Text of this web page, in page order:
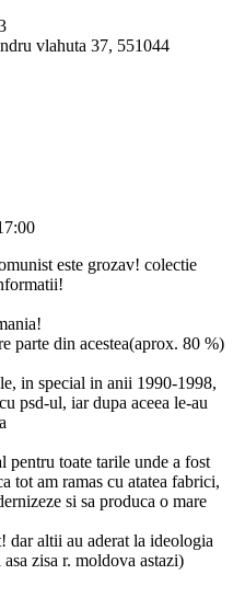
vlahuta 37, 551044
este grozav! colectie
parte din acestea(aprox. 80 %)
in special in anii 1990-1998,
psd-ul, iar dupa aceea le-au
pentru toate tarile unde a fost
tot am ramas cu atatea fabrici,
si sa produca o mare
dar altii au aderat la ideologia
zisa r. moldova astazi)